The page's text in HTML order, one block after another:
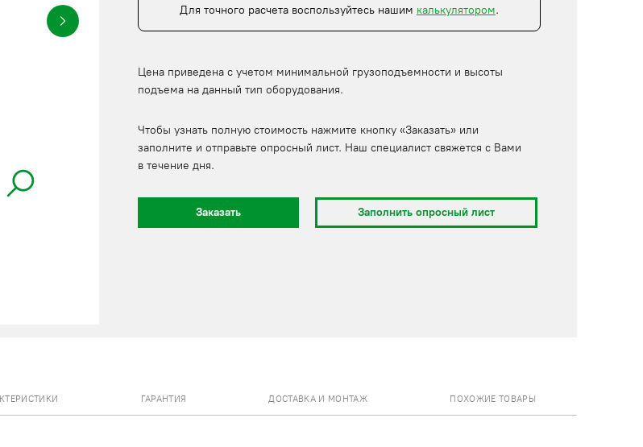
Для точного расчета воспользуйтесь нашим калькулятором.
Цена приведена с учетом минимальной грузоподъемности и высоты
подъема на данный тип оборудования.
Чтобы узнать полную стоимость нажмите кнопку «Заказать» или
заполните и отправьте опросный лист. Наш специалист свяжется с Вами
в течение дня.
Заказать Заполнить опросный лист
ГАРАНТИЯ ДОСТАВКА И МОНТАЖ ПОХОЖИЕ ТОВАРЫ